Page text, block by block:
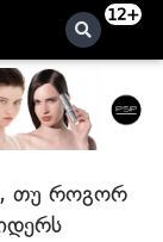
12+
თუ როგორ